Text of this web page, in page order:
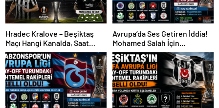
Hradec Kralove – Beşiktaş
Maçı Hangi Kanalda, Saat
Kaçta, Şifresiz Mi?
Avrupa’da Ses Getiren İddia!
Mohamed Salah İçin
Trabzonspor Sürprizi